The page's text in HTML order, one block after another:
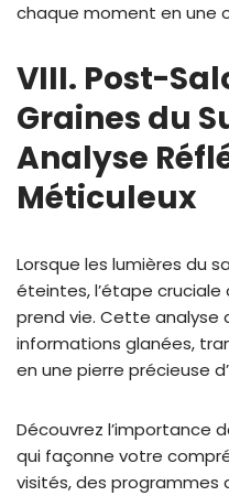
chaque moment en une
VIII. Post-
Graines du
Analyse
Méticuleux
Lorsque les lumières du
éteintes, l’étape
prend vie. Cette analyse
informations glanées,
en une pierre précieuse
Découvrez l’importance
qui façonne votre
visités, des